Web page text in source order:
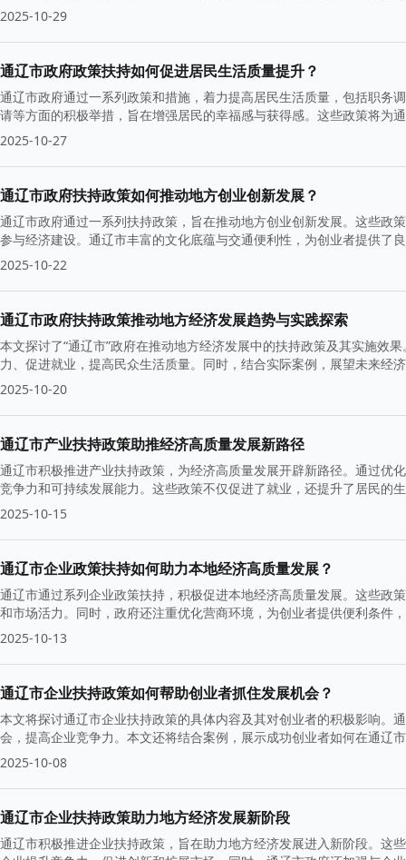
2025-10-29
通辽市政府政策扶持如何促进居民生活质量提升？
通辽市政府通过一系列政策和措施，着力提高居民生活质量，包括职务
请等方面的积极举措，旨在增强居民的幸福感与获得感。这些政策将为
2025-10-27
通辽市政府扶持政策如何推动地方创业创新发展？
通辽市政府通过一系列扶持政策，旨在推动地方创业创新发展。这些政
参与经济建设。通辽市丰富的文化底蕴与交通便利性，为创业者提供了
2025-10-22
通辽市政府扶持政策推动地方经济发展趋势与实践探索
本文探讨了“通辽市”政府在推动地方经济发展中的扶持政策及其实施效
力、促进就业，提高民众生活质量。同时，结合实际案例，展望未来经
2025-10-20
通辽市产业扶持政策助推经济高质量发展新路径
通辽市积极推进产业扶持政策，为经济高质量发展开辟新路径。通过优
竞争力和可持续发展能力。这些政策不仅促进了就业，还提升了居民的
2025-10-15
通辽市企业政策扶持如何助力本地经济高质量发展？
通辽市通过系列企业政策扶持，积极促进本地经济高质量发展。这些政
和市场活力。同时，政府还注重优化营商环境，为创业者提供便利条件
2025-10-13
通辽市企业扶持政策如何帮助创业者抓住发展机会？
本文将探讨通辽市企业扶持政策的具体内容及其对创业者的积极影响。
会，提高企业竞争力。本文还将结合案例，展示成功创业者如何在通辽
2025-10-08
通辽市企业扶持政策助力地方经济发展新阶段
通辽市积极推进企业扶持政策，旨在助力地方经济发展进入新阶段。这